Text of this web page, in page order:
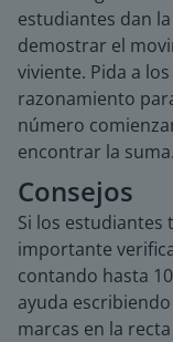
estudiantes dan
demostrar el
viviente. Pida a
razonamiento
número
encontrar la suma.
Consejos
Si los estudiantes
importante
contando hasta
ayuda
marcas en la